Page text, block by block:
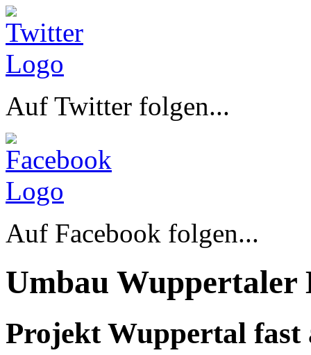
Auf Twitter folgen...
Auf Facebook folgen...
Umbau Wuppertaler
Projekt Wuppertal fast